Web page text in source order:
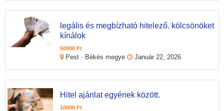
legális és megbízható hitelező. kölcsönöket
kínálok
50000 Ft
Pest · Békés megye Január 22, 2026
Hitel ajánlat egyének között.
10000 Ft